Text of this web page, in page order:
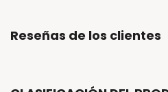
Reseñas de los clientes